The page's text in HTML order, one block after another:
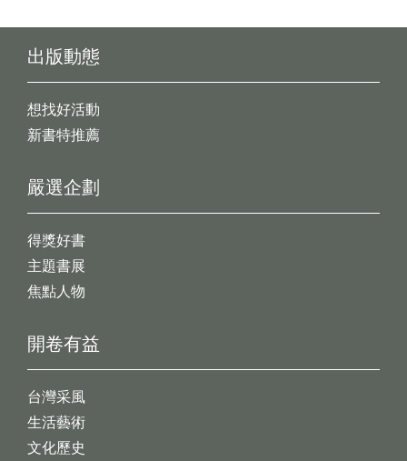
出版動態
想找好活動
新書特推薦
開卷有益
台灣采風
生活藝術
文化歷史
嚴選企劃
得獎好書
主題書展
焦點人物